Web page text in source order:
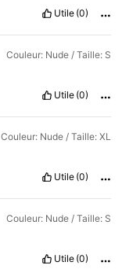
Utile (0)
Couleur: Nude / Taille: S
Utile (0)
Couleur: Nude / Taille: XL
Utile (0)
Couleur: Nude / Taille: S
Utile (0)